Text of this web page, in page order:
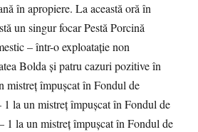
în apropiere. La această oră în
un singur focar Pestă Porcină
– într-o exploatație non
Bolda și patru cazuri pozitive în
mistreț împușcat în Fondul de
1 la un mistreț împușcat în Fondul de
1 la un mistreț împușcat în Fondul de